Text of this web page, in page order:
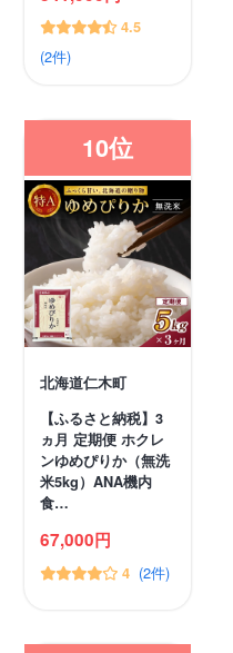
4.5
(2件)
10位
北海道仁木町
【ふるさと納税】3
ヵ月 定期便 ホクレ
ンゆめぴりか（無洗
米5kg）ANA機内
食…
67,000円
4 (2件)